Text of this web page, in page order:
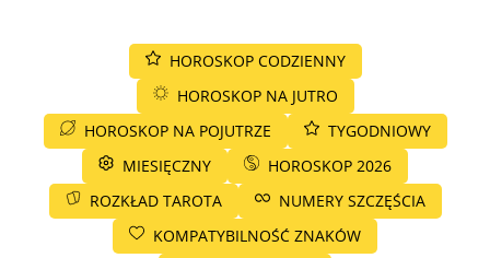
HOROSKOP CODZIENNY
HOROSKOP NA JUTRO
HOROSKOP NA POJUTRZE
TYGODNIOWY
MIESIĘCZNY
HOROSKOP 2026
ROZKŁAD TAROTA
NUMERY SZCZĘŚCIA
KOMPATYBILNOŚĆ ZNAKÓW